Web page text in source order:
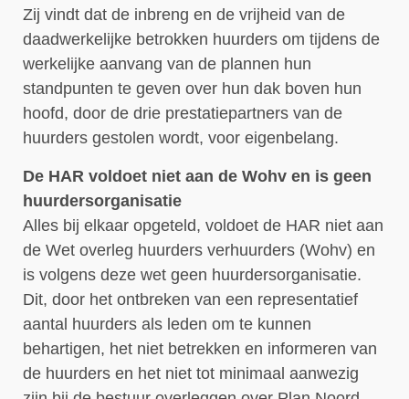
Zij vindt dat de inbreng en de vrijheid van de
daadwerkelijke betrokken huurders om tijdens de
werkelijke aanvang van de plannen hun
standpunten te geven over hun dak boven hun
hoofd, door de drie prestatiepartners van de
huurders gestolen wordt, voor eigenbelang.
De HAR voldoet niet aan de Wohv en is geen
huurdersorganisatie
Alles bij elkaar opgeteld, voldoet de HAR niet aan
de Wet overleg huurders verhuurders (Wohv) en
is volgens deze wet geen huurdersorganisatie.
Dit, door het ontbreken van een representatief
aantal huurders als leden om te kunnen
behartigen, het niet betrekken en informeren van
de huurders en het niet tot minimaal aanwezig